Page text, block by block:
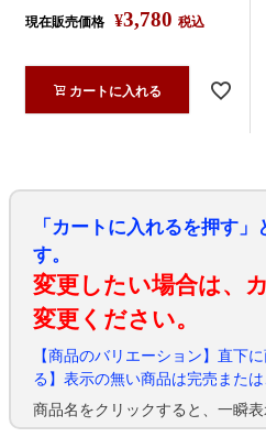
現在販売価格 ¥3,780 税込
カートに入れる
「カートに入れるを押す
す。
変更したい場合は、
変更ください。
【商品のバリエーション】直下
る】表示の無い商品は完売または
商品名をクリックすると、一瞬表